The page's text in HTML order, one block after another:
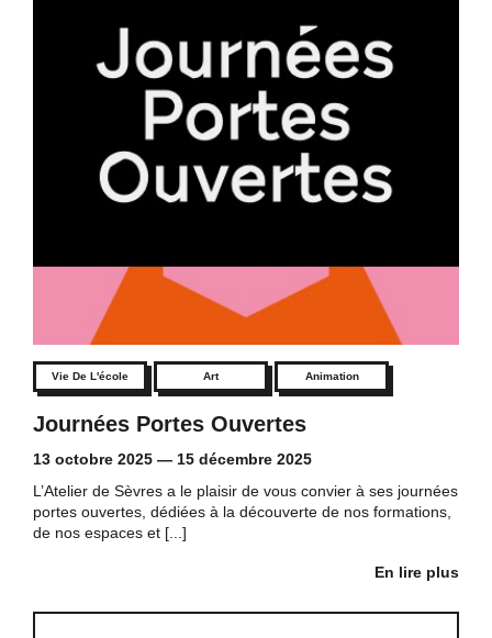
Vie De L'école Art Animation
Journées Portes Ouvertes
13 octobre 2025 — 15 décembre 2025
L’Atelier de Sèvres a le plaisir de vous convier à ses journées
portes ouvertes, dédiées à la découverte de nos formations,
de nos espaces et [...]
En lire plus